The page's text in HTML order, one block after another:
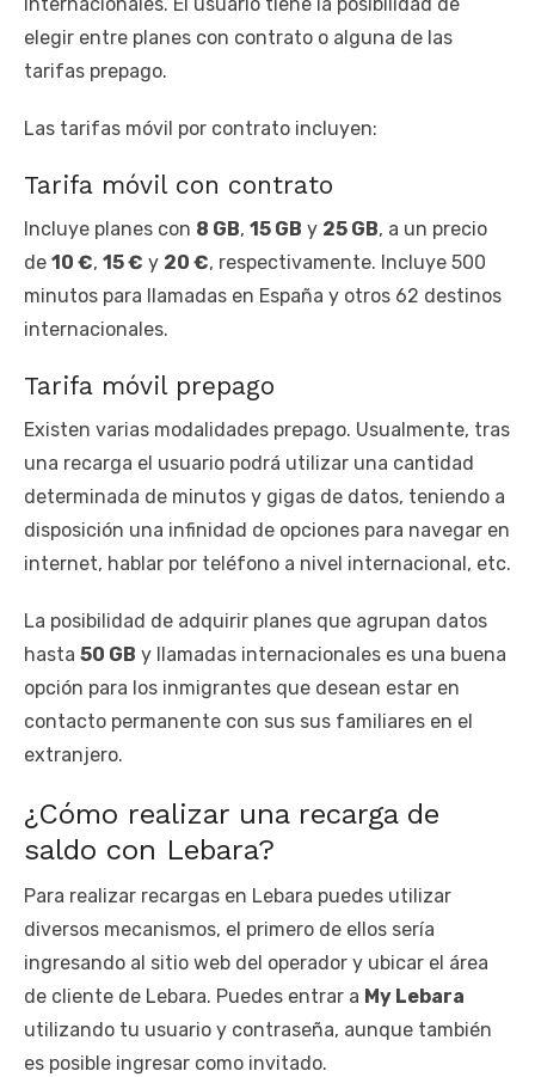
internacionales. El usuario tiene la posibilidad de
elegir entre planes con contrato o alguna de las
tarifas prepago.
Las tarifas móvil por contrato incluyen:
Tarifa móvil con contrato
Incluye planes con 8 GB, 15 GB y 25 GB, a un precio
de 10 €, 15 € y 20 €, respectivamente. Incluye 500
minutos para llamadas en España y otros 62 destinos
internacionales.
Tarifa móvil prepago
Existen varias modalidades prepago. Usualmente, tras
una recarga el usuario podrá utilizar una cantidad
determinada de minutos y gigas de datos, teniendo a
disposición una infinidad de opciones para navegar en
internet, hablar por teléfono a nivel internacional, etc.
La posibilidad de adquirir planes que agrupan datos
hasta 50 GB y llamadas internacionales es una buena
opción para los inmigrantes que desean estar en
contacto permanente con sus sus familiares en el
extranjero.
¿Cómo realizar una recarga de
saldo con Lebara?
Para realizar recargas en Lebara puedes utilizar
diversos mecanismos, el primero de ellos sería
ingresando al sitio web del operador y ubicar el área
de cliente de Lebara. Puedes entrar a My Lebara
utilizando tu usuario y contraseña, aunque también
es posible ingresar como invitado.